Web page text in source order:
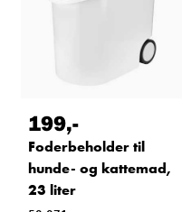
199,-
Foderbeholder til
hunde- og kattemad,
23 liter